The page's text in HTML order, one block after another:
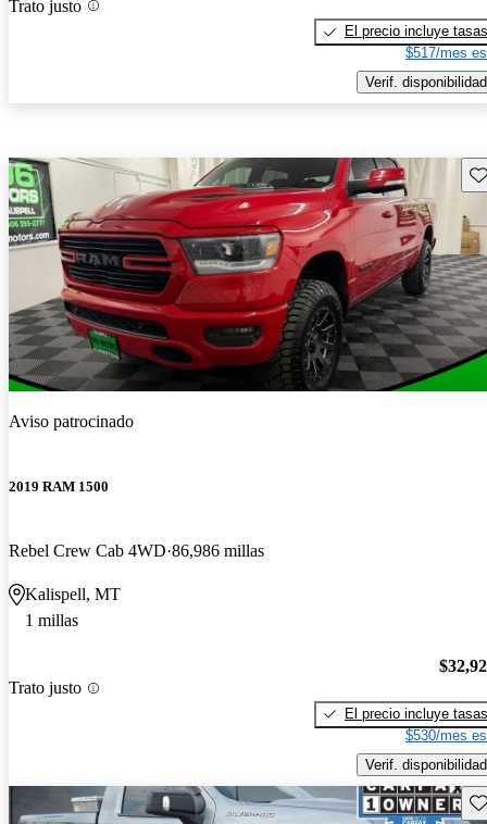
Trato justo
El precio incluye tasas
$517/mes
Verif. disponibilidad
Aviso patrocinado
2019 RAM 1500
Rebel Crew Cab 4WD 86,986 millas
Kalispell, MT
1 millas
Trato justo
El precio incluye tasas
$530/mes
Verif. disponibilidad